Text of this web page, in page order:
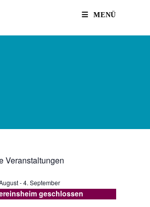
MENÜ
Veranstaltungen
-4. September
geschlossen